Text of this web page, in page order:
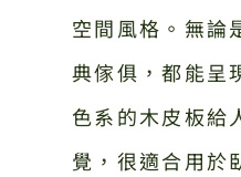
空間風格。無論
典傢俱，都能呈
色系的木皮板給
覺，很適合用於